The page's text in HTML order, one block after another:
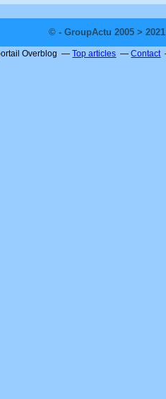
© - GroupActu 2005 >
Overblog Top articles Contact